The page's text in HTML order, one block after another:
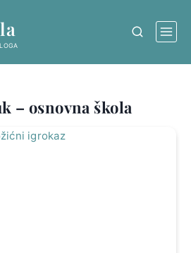
– osnovna škola